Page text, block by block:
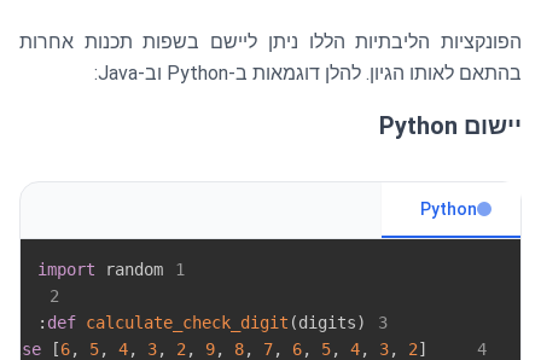
הפונקציות הליבתיות הללו ניתן ליישם בשפות תכנות אחרות
בהתאם לאותו הגיון. להלן דוגמאות ב-Python וב-Java:
יישום Python
Python
1
import random
2
3
def calculate_check_digit (digits)
:
4
else [6, 5, 4, 3, 2 , 9, 8, 7, 6, 5, 4, 3, 2]